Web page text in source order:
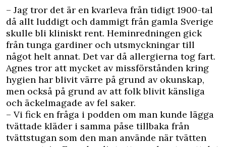
– Jag tror det är en kvarleva från tidigt 1900-tal
då allt luddigt och dammigt från gamla Sverige
skulle bli kliniskt rent. Hem­inredningen gick
från tunga gardiner och utsmyckningar till
något helt annat. Det var då allergierna tog fart.
Agnes tror att mycket av missförstånden kring
hygien har blivit värre på grund av okunskap,
men också på grund av att folk blivit känsliga
och äckelmagade av fel saker.
– Vi fick en fråga i podden om man kunde lägga
tvättade kläder i samma påse tillbaka från
tvättstugan som den man använde när tvätten